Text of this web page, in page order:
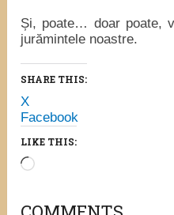
Și, poate… doar poate,
jurămintele noastre.
SHARE THIS:
X
Facebook
LIKE THIS:
Loading…